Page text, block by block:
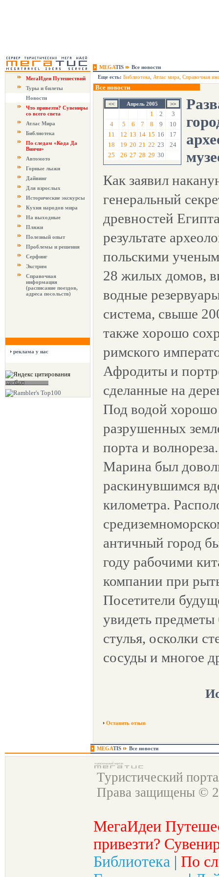
MEGATIS
Все новости
МегаИдеи Путешествий
Туры и билеты
Новости
Что привезти? Сувениры
со всего света
Атлас Мира
Библиотека
По следам «Кода Да
Винчи»
Автомото
Горные лыжи
Дайвинг
Для взрослых
Исторические экскурсы
Кухня народов мира
На выходные
Пляжи
Полезный опыт
Проблемы и решения
Серфинг
Экстрим
Справочная
информация
(расписание поездов,
адреса посольств)
реклама у нас
Еще есть: Библиотека Атлас мира Справочная
Все новости
Апрель 2005
1 2
3
4
5 6 7 8 9
10
11
12 13 14 15 16
17
18
19 20 21 22 23
24
25
26 27 28 29 30
Как заявил
генеральный
древностей
результате
польскими
28 жилых домов,
водные
система, свыше
также хорошо
римского
Афродиты и
сделанные на
Под водой
разрушенных
порта и волнореза.
Марина был
раскинувшимся
километра.
античный город
году рабочими
компании при
Посетители
увидеть
стулья, осколки
сосуды и многое
Оставить отзыв
MEGATIS Все новости
Туристический
Права защищены ©
МегаИдеи
привезти?
Библиотека | По